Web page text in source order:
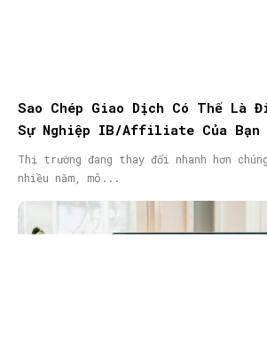
Sao Chép Giao Dịch Có Thể Là
Sự Nghiệp IB/Affiliate Của Bạn
Thị trường đang thay đổi nhanh hơn chúng ta
nhiều năm, mô...